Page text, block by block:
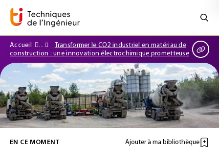
Accueil
Transformer le CO2 industriel en matériau de
construction : une innovation électrochimique prometteuse
EN CE MOMENT Ajouter à ma bibliothèque